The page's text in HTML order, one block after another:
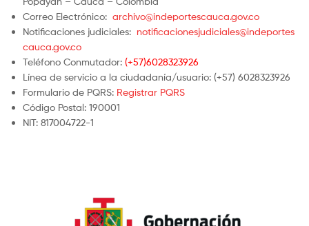
Correo Electrónico: archivo@indeportescauca.gov.co
Notificaciones judiciales: notificacionesjudiciales@indeportes
cauca.gov.co
Teléfono Conmutador: (+57)6028323926
Línea de servicio a la ciudadanía/usuario: (+57) 6028323926
Formulario de PQRS: Registrar PQRS
Código Postal: 190001
NIT: 817004722-1